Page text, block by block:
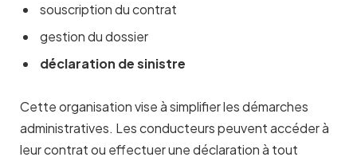
souscription du contrat
gestion du dossier
déclaration de sinistre
Cette organisation vise à simplifier les démarches
administratives. Les conducteurs peuvent accéder à
leur contrat ou effectuer une déclaration à tout